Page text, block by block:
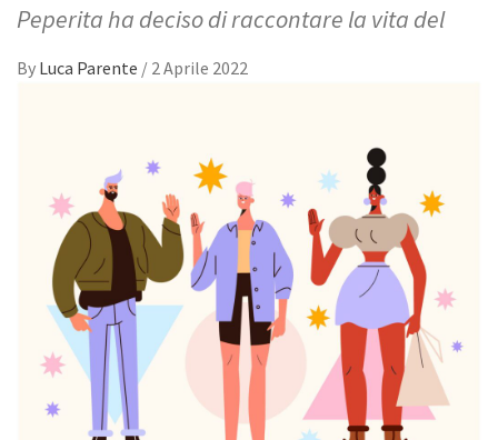
Peperita ha deciso di raccontare la vita del
By Luca Parente / 2 Aprile 2022